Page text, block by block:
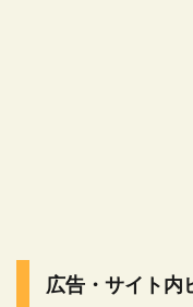
広告・サイト内